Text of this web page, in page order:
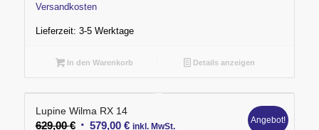
Versandkosten
Lieferzeit: 3-5 Werktage
In den Warenkorb Details anzeigen
Lupine Wilma RX 14
629,00€ Ursprünglicher
579,00 €Aktueller
inkl. MwSt.
Angebot!